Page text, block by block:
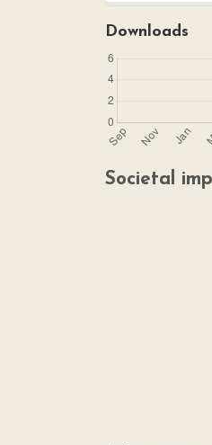
Downloads
Societal